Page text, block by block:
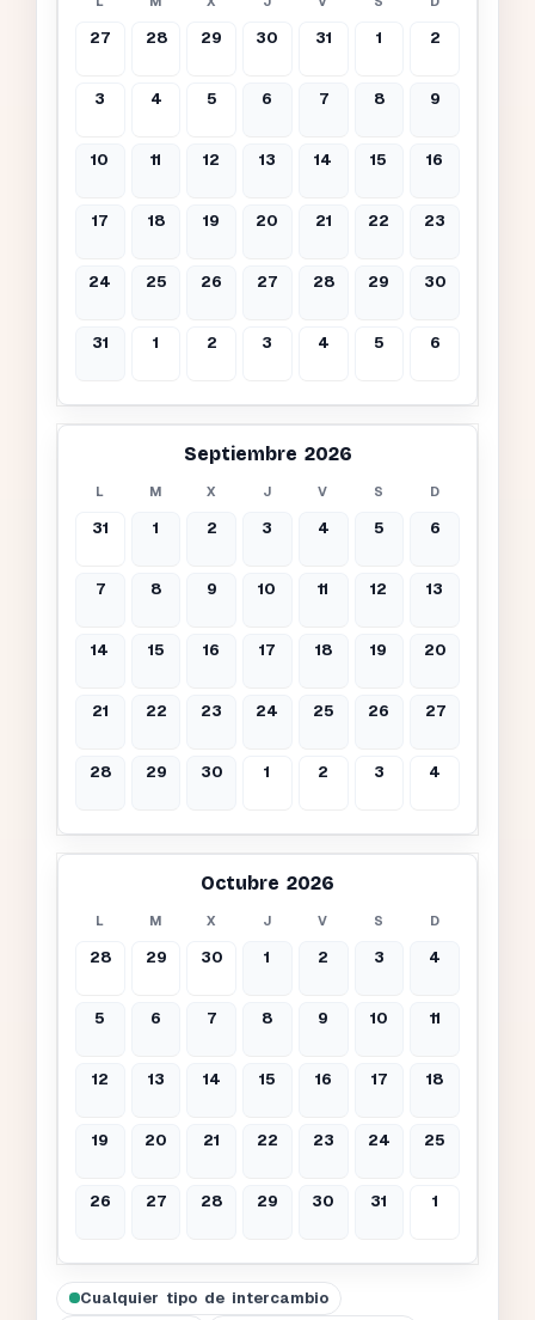
27 28 29 30 31 1 2
3 4 5 6 7 8 9
10 11 12 13 14 15 16
17 18 19 20 21 22 23
24 25 26 27 28 29 30
31 1 2 3 4 5 6
Septiembre 2026
L M X J V S D
31 1 2 3 4 5 6
7 8 9 10 11 12 13
14 15 16 17 18 19 20
21 22 23 24 25 26 27
28 29 30 1 2 3 4
Octubre 2026
L M X J V S D
28 29 30 1 2 3 4
5 6 7 8 9 10 11
12 13 14 15 16 17 18
19 20 21 22 23 24 25
26 27 28 29 30 31 1
Cualquier tipo de intercambio